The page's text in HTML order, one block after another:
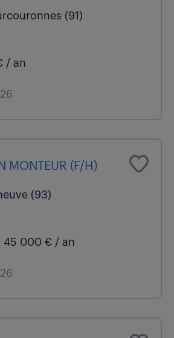
(91)
/ an
MONTEUR (F/H)
(93)
45 000 € / an